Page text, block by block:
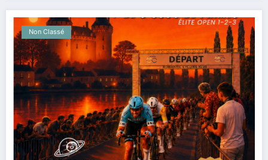
Non Classé